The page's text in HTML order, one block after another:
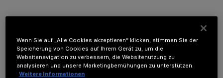
OPTIONALE KOMPONENTEN
Wenn Sie auf „Alle Cookies akzeptieren“ klicken, stimmen Sie der
Speicherung von Cookies auf Ihrem Gerät zu, um die
Websitenavigation zu verbessern, die Websitenutzung zu
analysieren und unsere Marketingbemühungen zu unterstützen.
Weitere Informationen